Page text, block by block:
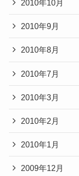
2010年10月
2010年9月
2010年8月
2010年7月
2010年3月
2010年2月
2010年1月
2009年12月